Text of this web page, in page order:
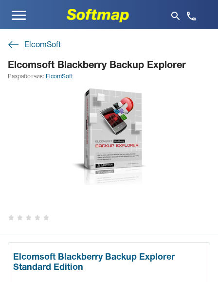
Меню
ElcomSoft
Elcomsoft Blackberry Backup Explorer
Разработчик: ElcomSoft
Elcomsoft Blackberry Backup Explorer
Standard Edition